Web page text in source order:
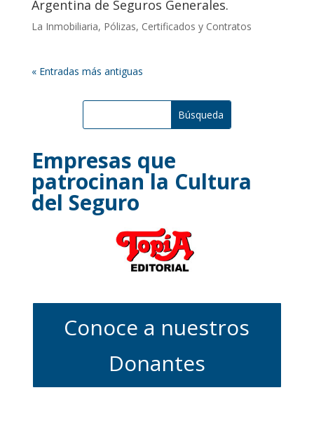
Argentina de Seguros Generales.
La Inmobiliaria, Pólizas, Certificados y Contratos
« Entradas más antiguas
Empresas que
patrocinan la Cultura
del Seguro
Conoce a nuestros
Donantes